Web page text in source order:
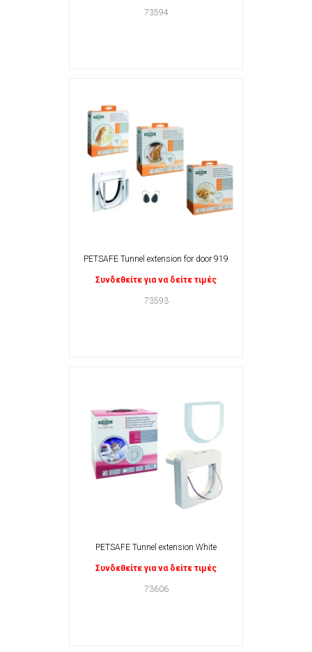
73594
PETSAFE Tunnel extension for door 919
Συνδεθείτε για να δείτε τιμές
73593
PETSAFE Tunnel extension White
Συνδεθείτε για να δείτε τιμές
73606